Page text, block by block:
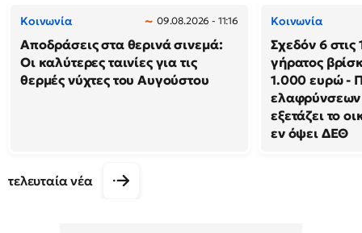
Κοινωνία 09.08.2026 - 11:16
Αποδράσεις στα θερινά σινεμά:
Οι καλύτερες ταινίες για τις
θερμές νύχτες του Αυγούστου
Κοινωνία
Σχεδόν 6 στις
γήρατος
1.000 ευρώ -
εξετάζει το
εν όψει ΔΕΘ
τελευταία νέα